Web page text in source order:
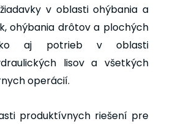
v oblasti ohýbania a
ohýbania drôtov a plochých
aj potrieb v oblasti
lisov a všetkých
operácií.
produktívnych riešení pre